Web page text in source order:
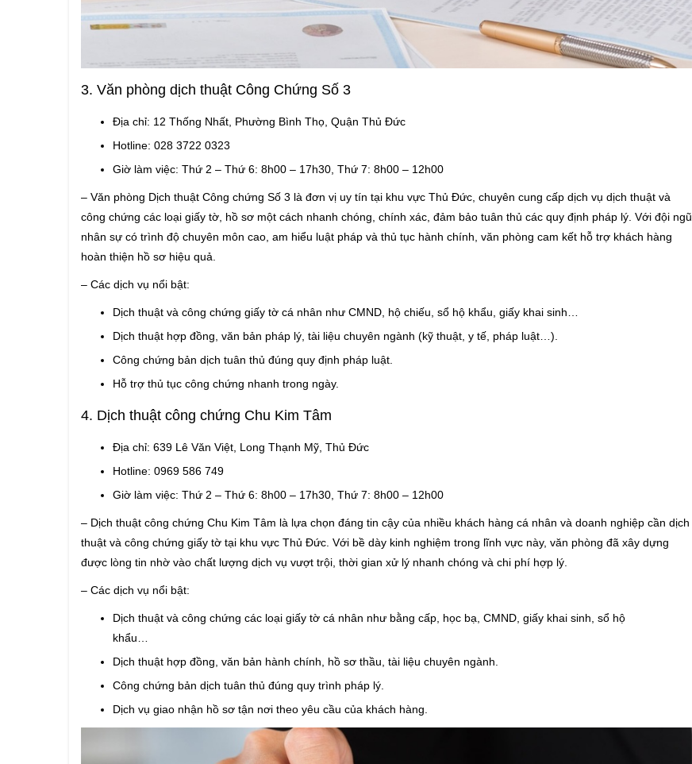
3. Văn phòng dịch thuật Công Chứng Số 3
Địa chỉ: 12 Thống Nhất, Phường Bình Thọ, Quận Thủ Đức
Hotline: 028 3722 0323
Giờ làm việc: Thứ 2 – Thứ 6: 8h00 – 17h30, Thứ 7: 8h00 – 12h00
– Văn phòng Dịch thuật Công chứng Số 3 là đơn vị uy tín tại khu vực Thủ Đức, chuyên cung cấp dịch vụ dịch thuật và
công chứng các loại giấy tờ, hồ sơ một cách nhanh chóng, chính xác, đảm bảo tuân thủ các quy định pháp lý. Với đội ngũ
nhân sự có trình độ chuyên môn cao, am hiểu luật pháp và thủ tục hành chính, văn phòng cam kết hỗ trợ khách hàng
hoàn thiện hồ sơ hiệu quả.
– Các dịch vụ nổi bật:
Dịch thuật và công chứng giấy tờ cá nhân như CMND, hộ chiếu, sổ hộ khẩu, giấy khai sinh…
Dịch thuật hợp đồng, văn bản pháp lý, tài liệu chuyên ngành (kỹ thuật, y tế, pháp luật…).
Công chứng bản dịch tuân thủ đúng quy định pháp luật.
Hỗ trợ thủ tục công chứng nhanh trong ngày.
4. Dịch thuật công chứng Chu Kim Tâm
Địa chỉ: 639 Lê Văn Việt, Long Thạnh Mỹ, Thủ Đức
Hotline: 0969 586 749
Giờ làm việc: Thứ 2 – Thứ 6: 8h00 – 17h30, Thứ 7: 8h00 – 12h00
– Dịch thuật công chứng Chu Kim Tâm là lựa chọn đáng tin cậy của nhiều khách hàng cá nhân và doanh nghiệp cần dịch
thuật và công chứng giấy tờ tại khu vực Thủ Đức. Với bề dày kinh nghiệm trong lĩnh vực này, văn phòng đã xây dựng
được lòng tin nhờ vào chất lượng dịch vụ vượt trội, thời gian xử lý nhanh chóng và chi phí hợp lý.
– Các dịch vụ nổi bật:
Dịch thuật và công chứng các loại giấy tờ cá nhân như bằng cấp, học bạ, CMND, giấy khai sinh, sổ hộ
khẩu…
Dịch thuật hợp đồng, văn bản hành chính, hồ sơ thầu, tài liệu chuyên ngành.
Công chứng bản dịch tuân thủ đúng quy trình pháp lý.
Dịch vụ giao nhận hồ sơ tận nơi theo yêu cầu của khách hàng.